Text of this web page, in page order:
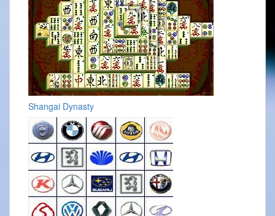
Shangai Dynasty